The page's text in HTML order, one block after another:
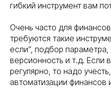
гибкий инструмент вам
Очень часто для
требуются такие
если”, подбор параметра,
версионность и т.д. Если
регулярно, то надо
автоматизации финансов